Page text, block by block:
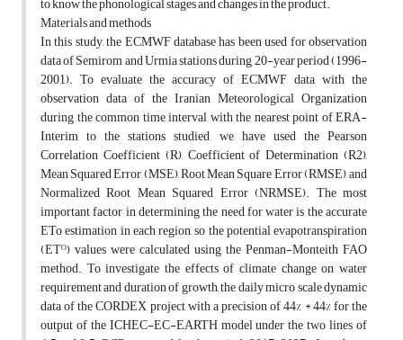
Materials and methods
In this study, the ECMWF database has been used for observation
data of Semirom and Urmia stations during 20-year period (1996-
2001). To evaluate the accuracy of ECMWF data with the
observation data of the Iranian Meteorological Organization
during the common time interval with the nearest point of ERA-
Interim to the stations studied, we have used the Pearson
Correlation Coefficient (R), Coefficient of Determination (R2),
Mean Squared Error (MSE), Root Mean Square Error (RMSE), and
Normalized Root Mean Squared Error (NRMSE). The most
important factor in determining the need for water is the accurate
ETo estimation in each region, so the potential evapotranspiration
(ETᴼ) values were calculated using the Penman-Monteith FAO
method. To investigate the effects of climate change on water
requirement and duration of growth, the daily micro scale dynamic
data of the CORDEX project with a precision of 44% * 44% for the
output of the ICHEC-EC-EARTH model under the two lines of